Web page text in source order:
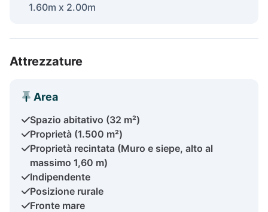
1.60m x 2.00m
Attrezzature
Area
Spazio abitativo (32 m²)
Proprietà (1.500 m²)
Proprietà recintata (Muro e siepe, alto al
massimo 1,60 m)
Indipendente
Posizione rurale
Fronte mare